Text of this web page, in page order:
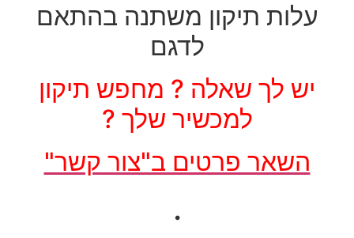
עלות תיקון משתנה בהתאם
לדגם
יש לך שאלה ? מחפש תיקון
למכשיר שלך ?
השאר פרטים ב"צור קשר"
.